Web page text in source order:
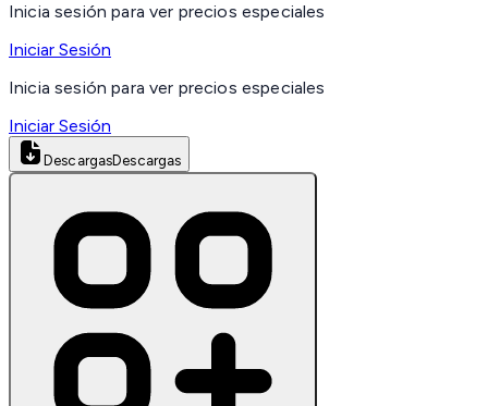
Inicia sesión para ver precios especiales
Iniciar Sesión
Inicia sesión para ver precios especiales
Iniciar Sesión
DescargasDescargas